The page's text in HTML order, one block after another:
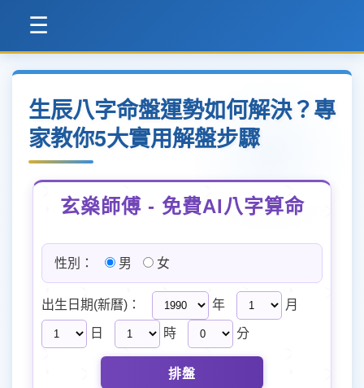
☰
生辰八字命盤運勢如何解決？專
家教你5大實用解盤步驟
玄燊師傅 - 免費AI八字算命
性別： 男 女
出生日期(新曆)： 年 月
日 時 分
排盤